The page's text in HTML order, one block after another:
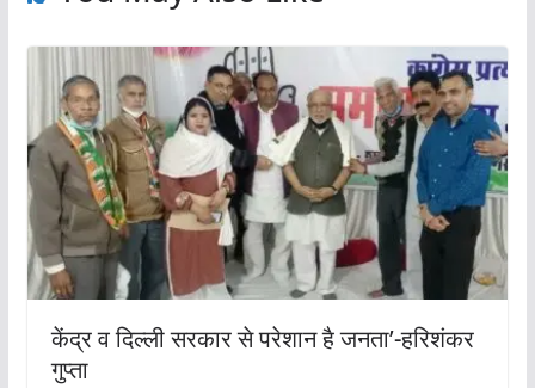
केंद्र व दिल्ली सरकार से परेशान है जनता’-हरिशंकर
गुप्ता